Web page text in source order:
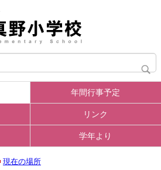
年間行事予定
リンク
学年より
現在の場所